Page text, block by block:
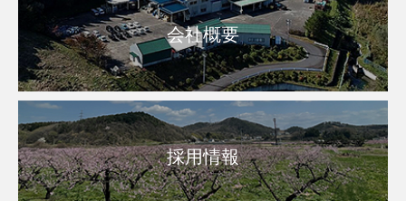
会社概要
採用情報